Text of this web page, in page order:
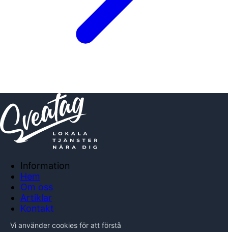
Information
Hem
Om oss
Artiklar
Kontakt
Integritetspolicy
Vi använder cookies för att förstå